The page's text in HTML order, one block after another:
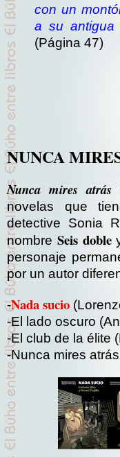
con un
a su antigua
(Página 47)
NUNCA
Nunca mires atrás
novelas que
detective Sonia
nombre Seis doble
personaje
por un autor
-Nada sucio
-El lado oscuro
-El club de la élite
-Nunca mires